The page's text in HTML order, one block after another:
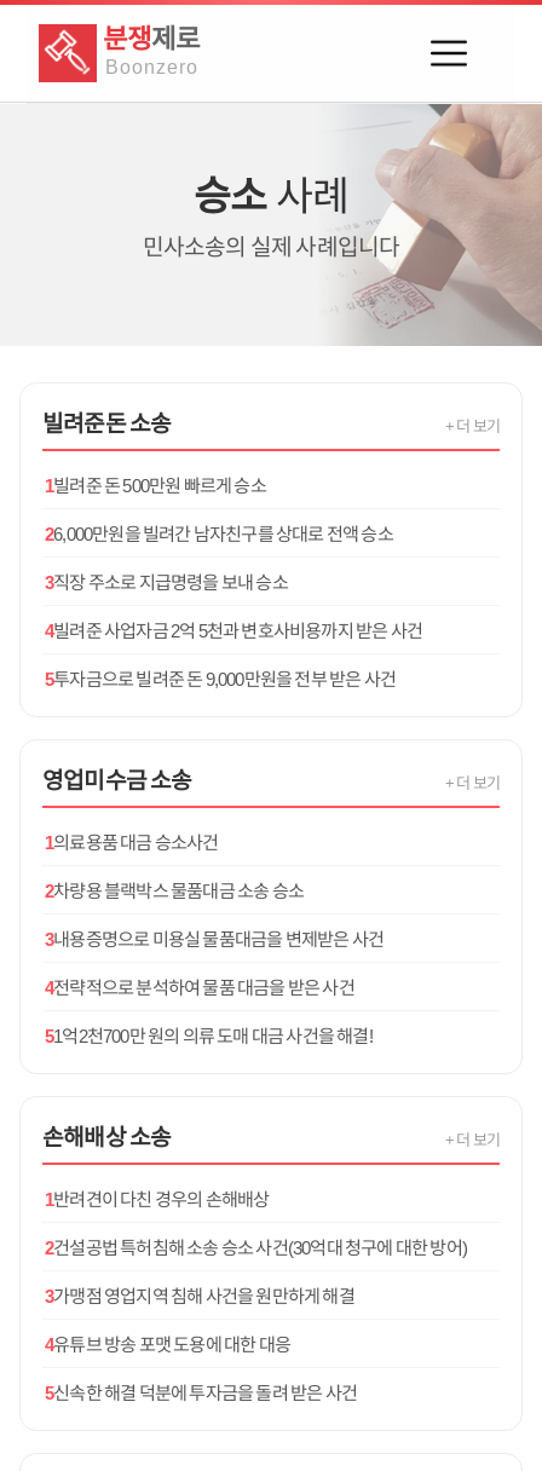
분쟁제로
Boonzero
승소사례
민사소송의 실제 사례입니다
빌려준돈소송 + 더 보기
1빌려준 돈 500만원 빠르게 승소
26,000만원을 빌려간 남자친구를 상대로 전액 승소
3직장 주소로 지급명령을 보내 승소
4빌려준 사업자금 2억 5천과 변호사비용까지 받은 사건
5투자금으로 빌려준 돈 9,000만원을 전부 받은 사건
영업미수금소송 + 더 보기
1의료용품 대금 승소사건
2차량용 블랙박스 물품대금 소송 승소
3내용증명으로 미용실 물품대금을 변제받은 사건
4전략적으로 분석하여 물품 대금을 받은 사건
51억2천700만 원의 의류 도매 대금 사건을 해결!
손해배상소송 + 더 보기
1반려견이 다친 경우의 손해배상
2건설공법 특허침해 소송 승소 사건(30억대 청구에 대한 방어)
3가맹점 영업지역 침해 사건을 원만하게 해결
4유튜브 방송 포맷 도용에 대한 대응
5신속한 해결 덕분에 투자금을 돌려 받은 사건